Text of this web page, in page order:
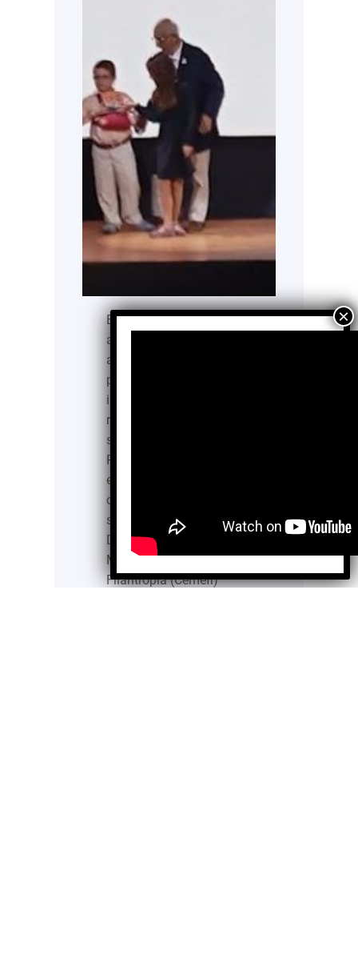
En México, los retos
actuales demandan
actores sociales
proactivos, con
iniciativas, que
respondan a los desafíos
sociales y ambientales.
Para propiciar la
expansión del talento y la
creatividad para plantear
soluciones eficaces.
Desde 1998 el Centro
Mexicano para la
Filantropía (Cemefi)